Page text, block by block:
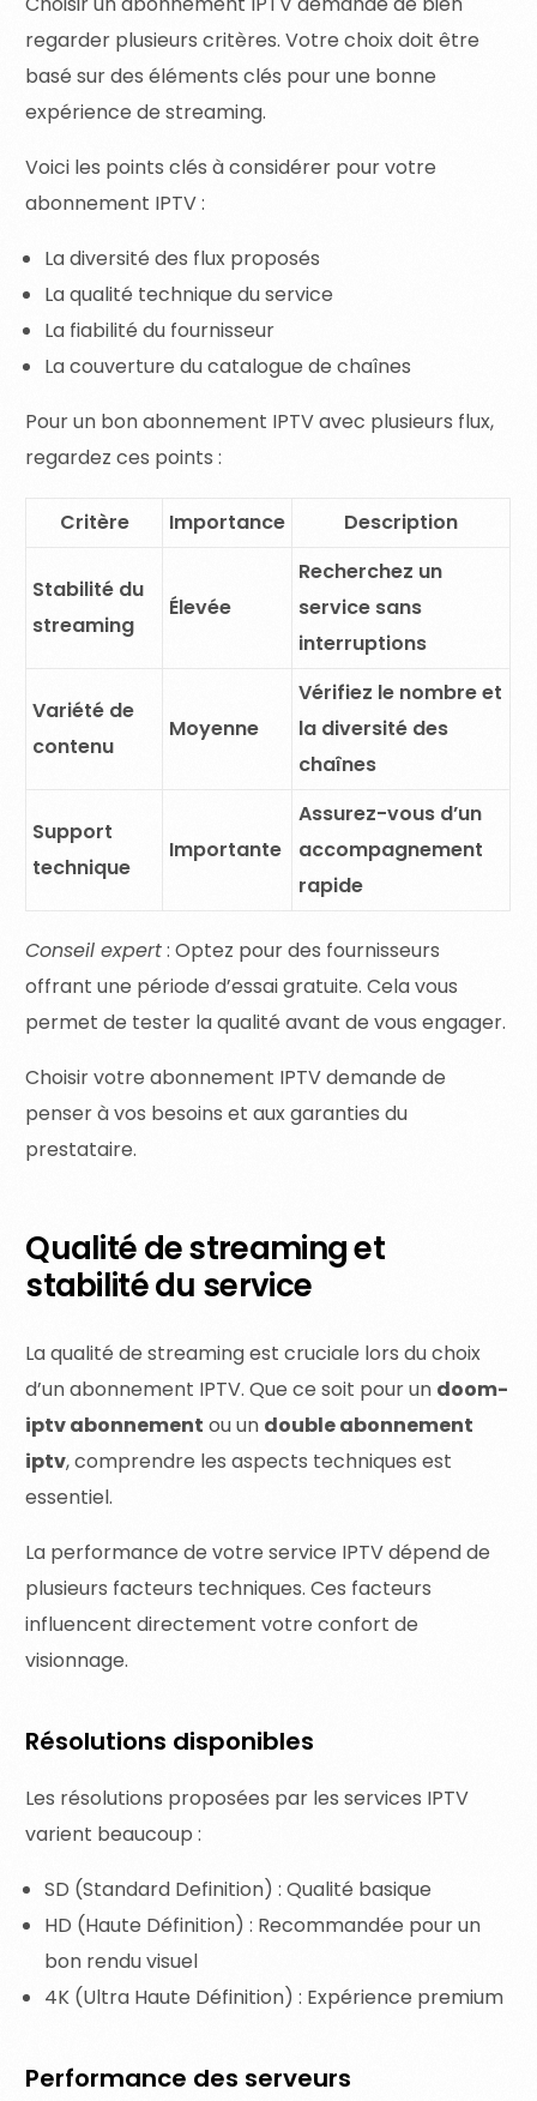
regarder plusieurs critères. Votre choix doit être
basé sur des éléments clés pour une bonne
expérience de streaming.
Voici les points clés à considérer pour votre
abonnement IPTV :
La diversité des flux proposés
La qualité technique du service
La fiabilité du fournisseur
La couverture du catalogue de chaînes
Pour un bon abonnement IPTV avec plusieurs flux,
regardez ces points :
Critère Importance Description
Stabilité du
streaming
Élevée
Recherchez un
service sans
interruptions
Variété de
contenu
Moyenne
Vérifiez le nombre et
la diversité des
chaînes
Support
technique
Importante
Assurez-vous d’un
accompagnement
rapide
Conseil expert: Optez pour des fournisseurs
offrant une période d’essai gratuite. Cela vous
permet de tester la qualité avant de vous engager.
Choisir votre abonnement IPTV demande de
penser à vos besoins et aux garanties du
prestataire.
Qualité de streaming et
stabilité du service
La qualité de streaming est cruciale lors du choix
d’un abonnement IPTV. Que ce soit pour un doom-
iptv abonnement ou un double abonnement
iptv, comprendre les aspects techniques est
essentiel.
La performance de votre service IPTV dépend de
plusieurs facteurs techniques. Ces facteurs
influencent directement votre confort de
visionnage.
Résolutions disponibles
Les résolutions proposées par les services IPTV
varient beaucoup :
SD (Standard Definition) : Qualité basique
HD (Haute Définition) : Recommandée pour un
bon rendu visuel
4K (Ultra Haute Définition) : Expérience premium
Performance des serveurs